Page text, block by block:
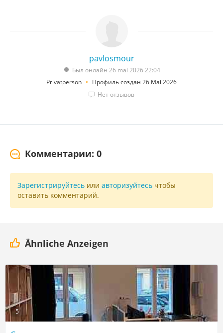
pavlosmour
Был онлайн 26 mai 2026 22:04
Privatperson
Профиль создан 26 Mai 2026
Нет отзывов
Комментарии: 0
Зарегистрируйтесь или авторизуйтесь чтобы
оставить комментарий.
Ähnliche Anzeigen
5